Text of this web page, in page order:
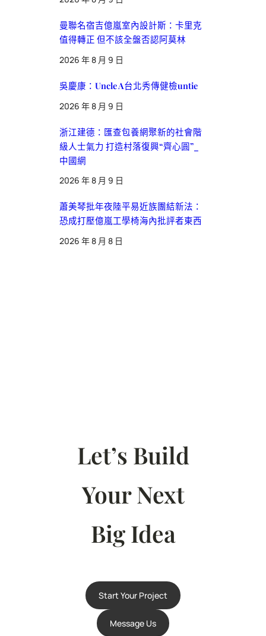
曼聯名宿吉億嵐室內設計斯：卡里克
值得轉正 但不該全盤否認阿莫林
2026 年 8 月 9 日
吳慶康：Uncle A台北秀傳健檢untie
2026 年 8 月 9 日
浙江建德：匯查包養網聚新的社會階
級人士氣力 打造村落復興“齊心圓”_
中國網
2026 年 8 月 9 日
蕭美琴批年夜陸平易近族團結新法：
恐成打壓億嵐工學椅海內批評者東西
2026 年 8 月 8 日
Let’s Build
Your Next
Big Idea
Start Your Project
Message Us